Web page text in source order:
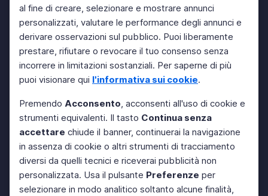
al fine di creare, selezionare e mostrare annunci
personalizzati, valutare le performance degli annunci e
derivare osservazioni sul pubblico. Puoi liberamente
prestare, rifiutare o revocare il tuo consenso senza
incorrere in limitazioni sostanziali. Per saperne di più
puoi visionare qui l'informativa sui cookie.
Premendo Acconsento, acconsenti all'uso di cookie e
strumenti equivalenti. Il tasto Continua senza
accettare chiude il banner, continuerai la navigazione
in assenza di cookie o altri strumenti di tracciamento
diversi da quelli tecnici e riceverai pubblicità non
personalizzata. Usa il pulsante Preferenze per
selezionare in modo analitico soltanto alcune finalità,